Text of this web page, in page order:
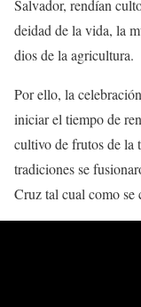
Salvador, rendían
deidad de la vida, la
dios de la agricultura.
Por ello, la
iniciar el tiempo de
cultivo de frutos de la
tradiciones se
Cruz tal cual como se